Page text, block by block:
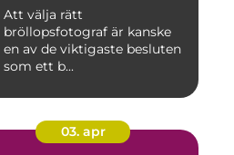
Att välja rätt
bröllopsfotograf är kanske
en av de viktigaste besluten
som ett b...
03. apr